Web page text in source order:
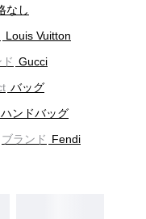
なし
Louis Vuitton
Gucci
バッグ
ハンドバッグ
ブランド Fendi